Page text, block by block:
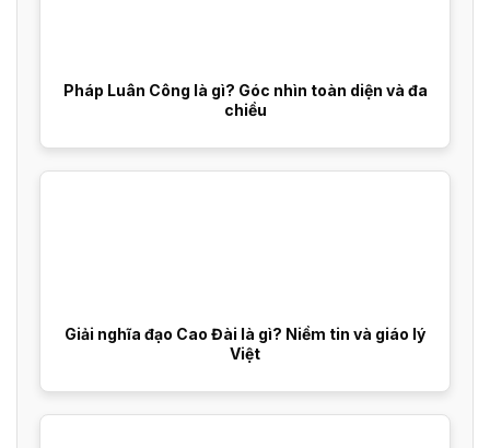
Pháp Luân Công là gì? Góc nhìn toàn diện và đa
chiều
Giải nghĩa đạo Cao Đài là gì? Niềm tin và giáo lý
Việt